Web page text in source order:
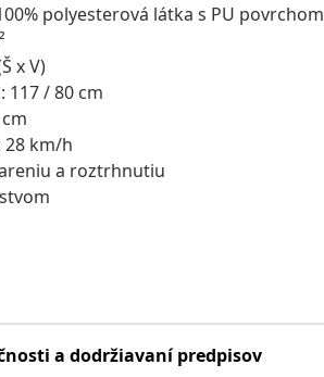
polyesterová látka s PU povrchom
x V)
117 / 80 cm
28 km/h
a roztrhnutiu
a dodržiavaní predpisov